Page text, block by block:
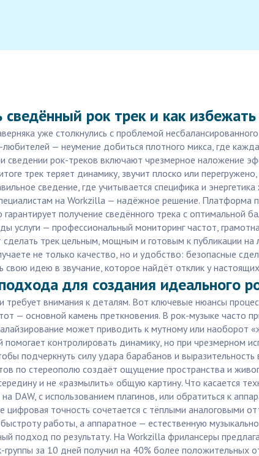
рок трек и как
уже столкнулись с проблемой
— неумение добиться плотного микса, где
сведении рок-треков включают чрезмерное наложение
трек теряет динамику, звучит плоско или
сведение, где учитывается специфика и
на Workzilla — надёжное решение. Платформа
получение сведённого трека с оптимальной
услуги — профессиональный мониторинг частот,
трек цельным, мощным и готовым к публикации
не только качество, но и удобство: безопасные
идею в звучание, которое найдёт отклик у
для создания идеального
требует внимания к деталям. Вот ключевые нюансы
— основной камень преткновения. В рок-музыке часто
может приводить к мутному или наоборот
контролировать динамику, но при чрезмерном
подчеркнуть силу удара барабанов и выразительность
по стереополю создаёт ощущение пространства и
и не «размылить» общую картину. Что касается
с использованием плагинов, или обратиться к
точность сочетается с тёплыми аналоговыми
работы, а аппаратное — естественную
подход по результату. На Workzilla фрилансеры
за 10 дней получил на 40% более положительных